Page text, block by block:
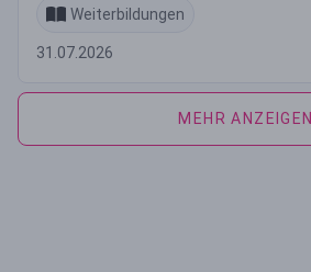
Weiterbildungen
31.07.2026
MEHR ANZEIGEN